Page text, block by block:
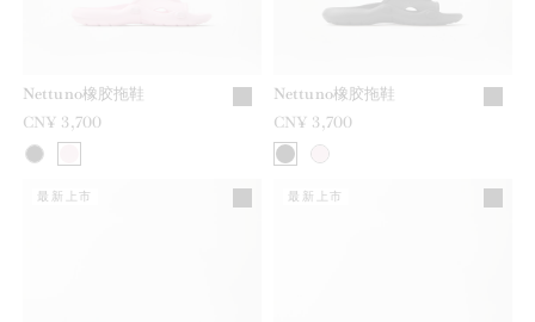
Nettuno橡胶拖鞋
CN¥ 3,700
Nettuno橡胶拖鞋
CN¥ 3,700
最新上市 最新上市